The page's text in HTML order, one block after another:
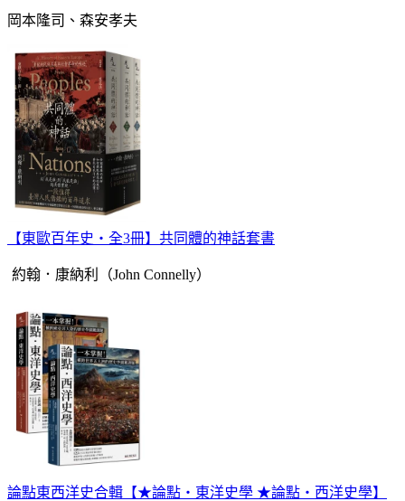
岡本隆司、森安孝夫
【東歐百年史‧全3冊】共同體的神話套書
約翰．康納利（John Connelly）
論點東西洋史合輯【★論點‧東洋史學 ★論點‧西洋史學】